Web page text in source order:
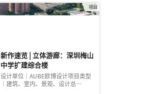
项目
新作速览 | 立体游廊：深圳梅山
中学扩建综合楼
设计单位｜AUBE欧博设计项目类型
｜建筑、室内、景观、设计总…